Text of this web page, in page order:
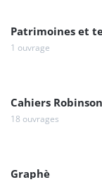
Patrimoines et
1 ouvrage
Cahiers Robinson
18 ouvrages
Graphè